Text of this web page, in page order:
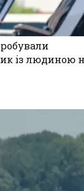
із людиною